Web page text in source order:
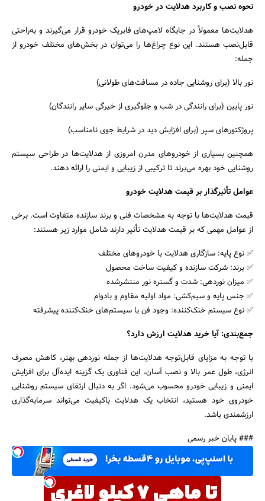
نحوه نصب و کاربرد هدلایت در خودرو
هدلایت‌ها معمولاً در جایگاه لامپ‌های فابریک خودرو قرار می‌گیرند و به‌راحتی
قابل‌نصب هستند. این نوع چراغ‌ها را می‌توان در بخش‌های مختلف خودرو از
جمله:
نور بالا (برای روشنایی جاده در مسافت‌های طولانی)
نور پایین (برای رانندگی در شب و جلوگیری از خیرگی سایر رانندگان)
پروژکتورهای سپر (برای افزایش دید در شرایط جوی نامناسب)
همچنین بسیاری از خودروهای مدرن امروزی از هدلایت‌ها در طراحی سیستم
روشنایی خود بهره می‌برند تا ترکیبی از زیبایی و ایمنی را ارائه دهند.
عوامل تأثیرگذار بر قیمت هدلایت خودرو
قیمت هدلایت‌ها با توجه به مشخصات فنی و برند سازنده متفاوت است. برخی
از عوامل مهمی که بر قیمت هدلایت تأثیر دارند شامل موارد زیر هستند:
✅ نوع پایه: سازگاری هدلایت با خودروهای مختلف
✅ برند: شرکت سازنده و کیفیت ساخت محصول
✅ میزان نوردهی: شدت و گستره نور منتشرشده
✅ جنس پایه و سیم‌کشی: مواد اولیه مقاوم و بادوام
✅ نوع سیستم خنک‌کننده: وجود فن یا سیستم‌های خنک‌کننده پیشرفته
جمع‌بندی: آیا خرید هدلایت ارزش دارد؟
با توجه به مزایای قابل‌توجه هدلایت‌ها از جمله نوردهی بهتر، کاهش مصرف
انرژی، طول عمر بالا و نصب آسان، این فناوری یک گزینه ایده‌آل برای افزایش
ایمنی و زیبایی خودرو محسوب می‌شود. اگر به دنبال ارتقای سیستم روشنایی
خودروی خود هستید، انتخاب یک هدلایت باکیفیت می‌تواند سرمایه‌گذاری
ارزشمندی باشد.
### پایان خبر رسمی